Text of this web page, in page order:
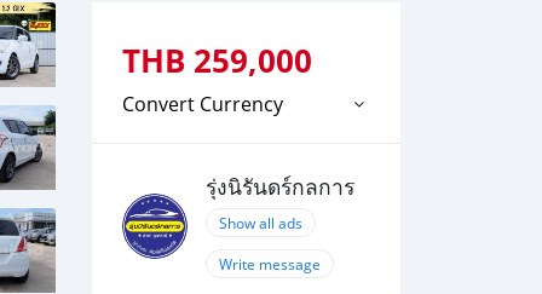
THB 259,000
Convert Currency
รุ่งนิรันดร์กลการ
Show all ads
Write message